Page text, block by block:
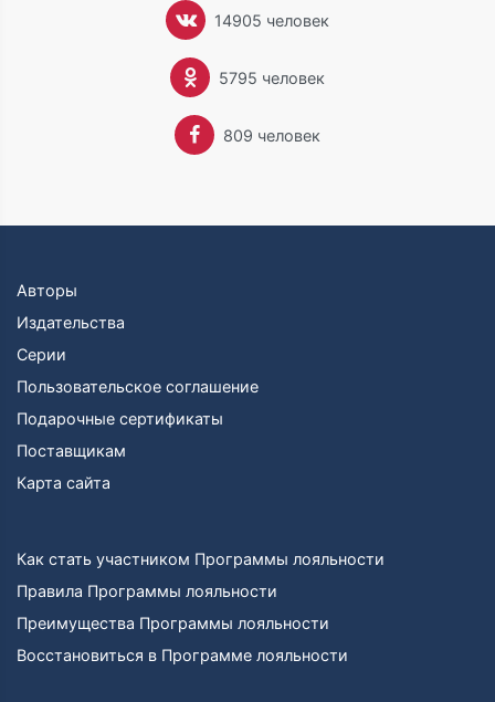
14905 человек
5795 человек
809 человек
Авторы
Издательства
Серии
Пользовательское соглашение
Подарочные сертификаты
Поставщикам
Карта сайта
Как стать участником Программы лояльности
Правила Программы лояльности
Преимущества Программы лояльности
Восстановиться в Программе лояльности